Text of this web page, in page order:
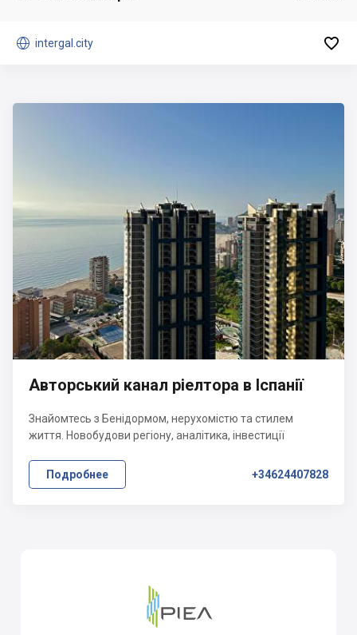
 intergal.city 
Авторський канал ріелтора в Іспанії
Знайомтесь з Бенідормом, нерухомістю та стилем
життя. Новобудови регіону, аналітика, інвестиції
Подробнее +34624407828